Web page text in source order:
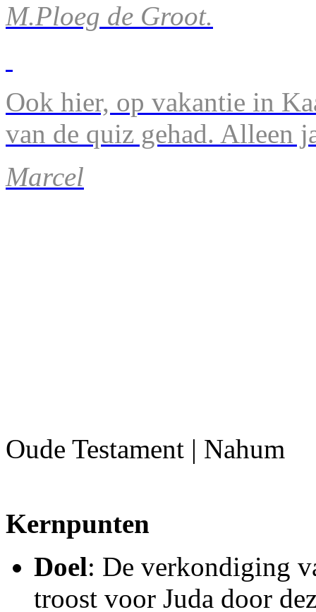
M.Ploeg de Groot.
Ook hier, op vakantie in
van de quiz gehad. Alleen
Marcel
Oude Testament | Nahum
Kernpunten
Doel: De verkondiging
troost voor Juda door